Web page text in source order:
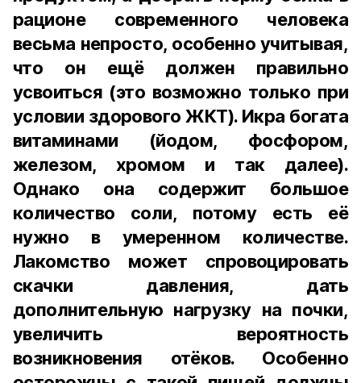
рационе современного человека
весьма непросто, особенно учитывая,
что он ещё должен правильно
усвоиться (это возможно только при
условии здорового ЖКТ). Икра богата
витаминами (йодом, фосфором,
железом, хромом и так далее).
Однако она содержит большое
количество соли, потому есть её
нужно в умеренном количестве.
Лакомство может спровоцировать
скачки давления, дать
дополнительную нагрузку на почки,
увеличить вероятность
возникновения отёков. Особенно